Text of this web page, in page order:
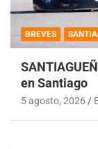
BREVES
en Santiago
5 agosto, 2026